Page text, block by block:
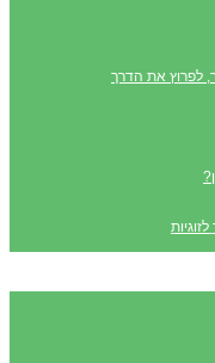
לפרוץ את הדרך